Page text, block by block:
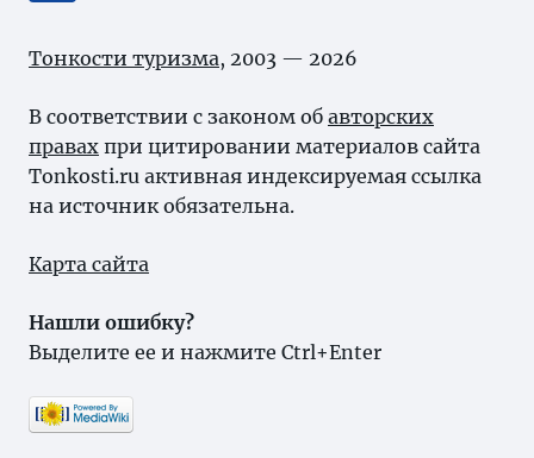
Тонкости туризма, 2003 — 2026
В соответствии с законом об авторских
правах при цитировании материалов сайта
Tonkosti.ru активная индексируемая ссылка
на источник обязательна.
Карта сайта
Нашли ошибку?
Выделите ее и нажмите Ctrl+Enter